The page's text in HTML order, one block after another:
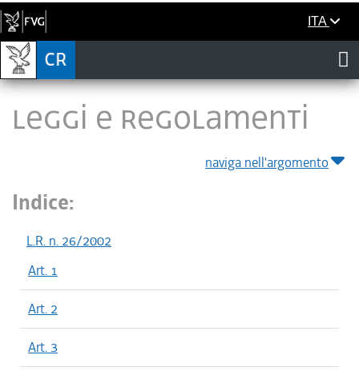
ITA
LEGGI E REGOLAMENTI
naviga nell'argomento
Indice:
L.R. n. 26/2002
Art. 1
Art. 2
Art. 3